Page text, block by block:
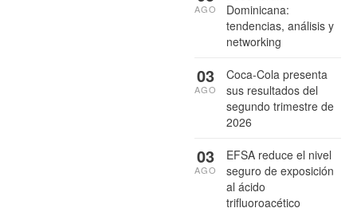
Dominicana:
tendencias, análisis y
networking
AGO
Coca-Cola presenta
sus resultados del
segundo trimestre de
2026
03
AGO
EFSA reduce el nivel
seguro de exposición
al ácido
trifluoroacético
03
AGO